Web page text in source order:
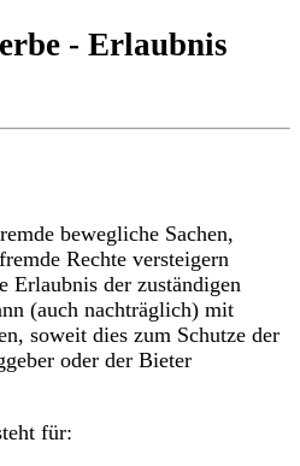
- Erlaubnis
bewegliche Sachen,
Rechte versteigern
Erlaubnis der zuständigen
(auch nachträglich) mit
soweit dies zum Schutze der
oder der Bieter
für: